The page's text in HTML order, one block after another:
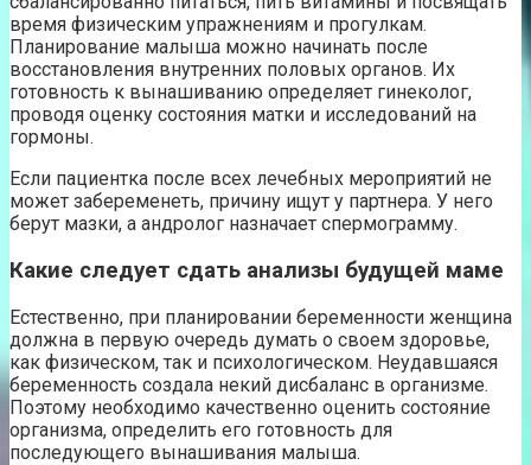
время физическим упражнениям и прогулкам.
Планирование малыша можно начинать после
восстановления внутренних половых органов. Их
готовность к вынашиванию определяет гинеколог,
проводя оценку состояния матки и исследований на
гормоны.
Если пациентка после всех лечебных мероприятий не
может забеременеть, причину ищут у партнера. У него
берут мазки, а андролог назначает спермограмму.
Какие следует сдать анализы будущей маме
Естественно, при планировании беременности женщина
должна в первую очередь думать о своем здоровье,
как физическом, так и психологическом. Неудавшаяся
беременность создала некий дисбаланс в организме.
Поэтому необходимо качественно оценить состояние
организма, определить его готовность для
последующего вынашивания малыша.